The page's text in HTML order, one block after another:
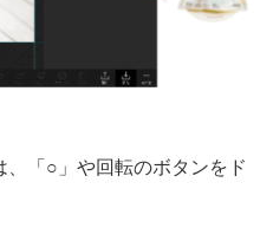
「○」や回転のボタンをド